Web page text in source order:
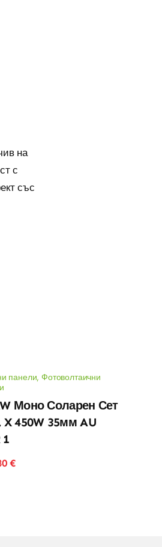
на
с
със
панели,Фотоволтаични
Моно Соларен Сет
X 450W 35мм AU
1
€